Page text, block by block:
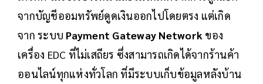
จากบัญชีออมทรัพย์ดูดเงินออกไปโดยตรง แต่เกิด
จาก ระบบ Payment Gateway Network ของ
เครื่อง EDC ที่ไม่เสถียร ซึ่งสามารถเกิดได้จากร้านค้า
ออนไลน์ทุกแห่งทั่วโลก ที่มีระบบเก็บข้อมูลหลังบ้าน